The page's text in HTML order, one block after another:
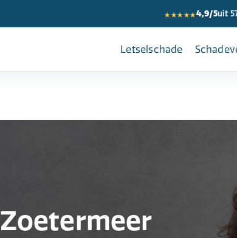
★★★★★4,9/5uit
Letselschade